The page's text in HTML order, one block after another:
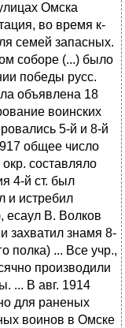
Омска
во время к-
семей запасных.
соборе (...) было
победы русс.
объявлена 18
воинских
5-й и 8-й
общее число
составляло
4-й ст. был
и истребил
есаул В. Волков
захватил знамя 8-
полка) ... Все учр.,
производили
... В авг. 1914
для раненых
воинов в Омске